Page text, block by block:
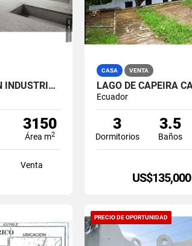
OPORTUNIDAD DURAN GALPON INDUSTRIAL EN VENTA LAS BRISAS
3150
Área m2
Venta
CASA VENTA
Ecuador
3
Dormitorios
3.5
Baños
US$135,000
PRECIO DE OPORTUNIDAD